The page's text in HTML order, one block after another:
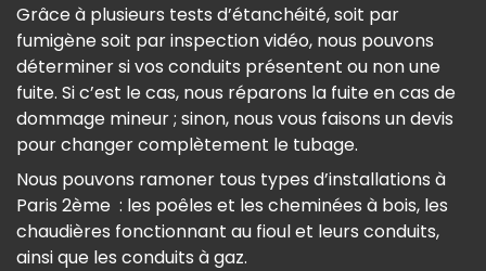
Grâce à plusieurs tests d’étanchéité, soit par
fumigène soit par inspection vidéo, nous pouvons
déterminer si vos conduits présentent ou non une
fuite. Si c’est le cas, nous réparons la fuite en cas de
dommage mineur ; sinon, nous vous faisons un devis
pour changer complètement le tubage.
Nous pouvons ramoner tous types d’installations à
Paris 2ème : les poêles et les cheminées à bois, les
chaudières fonctionnant au fioul et leurs conduits,
ainsi que les conduits à gaz.